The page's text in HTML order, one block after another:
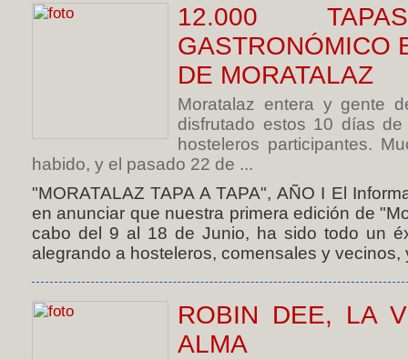
12.000
GASTRONÓMICO
DE MORATALAZ
Moratalaz entera y gente
disfrutado estos 10 días
hosteleros participantes.
habido, y el pasado 22 de ...
"MORATALAZ TAPA A TAPA", AÑO I El
en anunciar que nuestra primera edición de
cabo del 9 al 18 de Junio, ha sido todo un
alegrando a hosteleros, comensales y
ROBIN DEE, LA
ALMA